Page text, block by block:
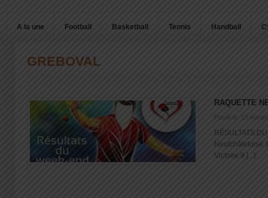
A la une Football Basketball Tennis Handball
GREBOVAL
RAQUETTE
Posté le: 13
RÉSULTATS
Neufchâteloise
Victoire 9 [...]